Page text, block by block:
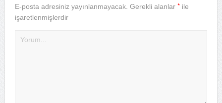
E-posta adresiniz yayınlanmayacak. Gerekli alanlar *ile
işaretlenmişlerdir